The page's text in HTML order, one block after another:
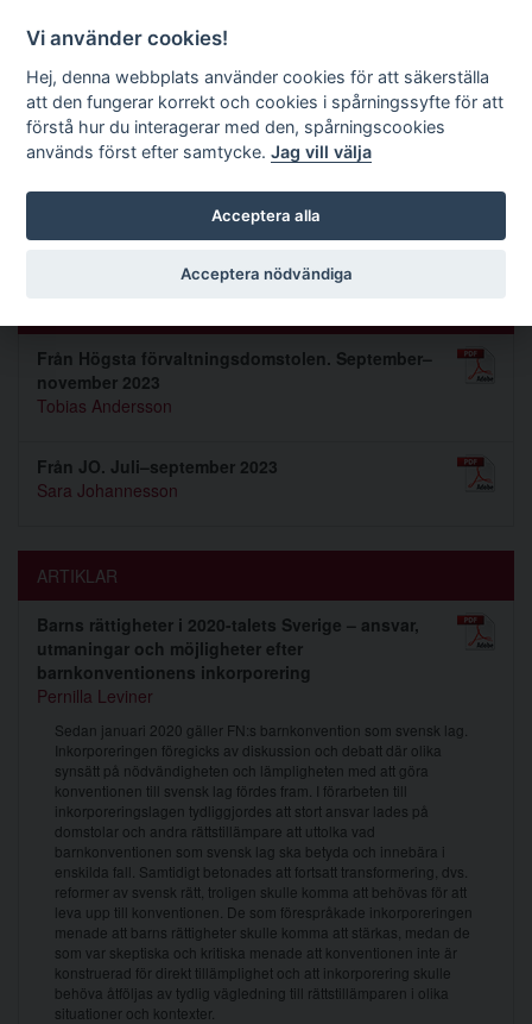
Förvaltningsrättslig tidskrift
Sök
Nummer 2024 1
Från Högsta förvaltningsdomstolen. September–
november 2023
Tobias Andersson
Från JO. Juli–september 2023
Sara Johannesson
ARTIKLAR
Barns rättigheter i 2020-talets Sverige – ansvar,
utmaningar och möjligheter efter
barnkonventionens inkorporering
Pernilla Leviner
Sedan januari 2020 gäller FN:s barnkonvention som svensk lag.
Inkorporeringen föregicks av diskussion och debatt där olika
synsätt på nödvändigheten och lämpligheten med att göra
konventionen till svensk lag fördes fram. I förarbeten till
inkorporeringslagen tydliggjordes att stort ansvar lades på
domstolar och andra rättstillämpare att uttolka vad
barnkonventionen som svensk lag ska betyda och innebära i
enskilda fall. Samtidigt betonades att fortsatt transformering, dvs.
reformer av svensk rätt, troligen skulle komma att behövas för att
leva upp till konventionen. De som förespråkade inkorporeringen
menade att barns rättigheter skulle komma att stärkas, medan de
som var skeptiska och kritiska menade att konventionen inte är
konstruerad för direkt tillämplighet och att inkorporering skulle
behöva åtföljas av tydlig vägledning till rättstillämparen i olika
situationer och kontexter.
Vi använder cookies!
Hej, denna webbplats använder cookies för att säkerställa
att den fungerar korrekt och cookies i spårningssyfte för att
förstå hur du interagerar med den, spårningscookies
används först efter samtycke.Jag vill välja
Acceptera alla
Acceptera nödvändiga